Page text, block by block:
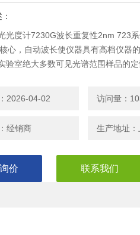
光度计7230G波长重复性2nm 723
心，自动波长使仪器具有高档仪器
验室绝大多数可见光谱范围样品的
新的微机处理技术使操作更加简便。
2026-04-02 访问量：
经销商 生产地址：
价 联系我们